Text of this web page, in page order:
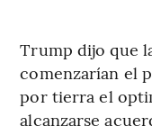
Trump dijo que
comenzarían el
por tierra el
alcanzarse